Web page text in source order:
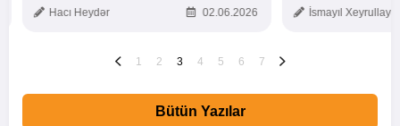
Hacı Heydər 02.06.2026 İsmayıl
1 2 3 4 5 6 7
Bütün Yazılar